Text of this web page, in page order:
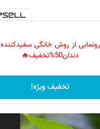
رونمایی از روش خانگی سفیدکننده
دندان50%تخفیف🔥
تخفیف ویژه!